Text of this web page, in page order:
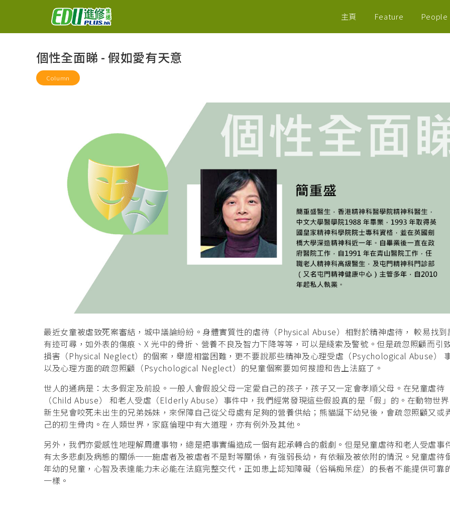
主頁 Feature People
個性全面睇 - 假如愛有天意
Column
最近女童被虐致死案審結，城中議論紛紛。身體實質性的虐待（Physical Abuse）相對於精神虐待， 較易找到
有迹可尋，如外表的傷痕、X 光中的骨折、營養不良及智力下降等等，可以是綫索及警號。但是疏忽照顧而引
損害（Physical Neglect）的個案，舉證相當困難，更不要說那些精神及心理受虐（Psychological Abuse）
以及心理方面的疏忽照顧（Psychological Neglect）的兒童個案要如何搜證和告上法庭了。
世人的通病是：太多假定及前設。一般人會假設父母一定愛自己的孩子，孩子又一定會孝順父母。在兒童虐待
（Child Abuse） 和老人受虐（Elderly Abuse）事件中，我們經常發現這些假設真的是「假」的。在動物世
新生兒會咬死未出生的兄弟姊妹，來保障自己從父母處有足夠的營養供給；熊貓誕下幼兒後，會疏忽照顧又或
己的初生骨肉。在人類世界，家庭倫理中有大道理，亦有例外及其他。
另外，我們亦愛感性地理解周遭事物，總是把事實編造成一個有起承轉合的戲劇。但是兒童虐待和老人受虐事
有太多悲劇及病態的關係──施虐者及被虐者不是對等關係，有強弱長幼，有依賴及被依附的情況。兒童虐待
年幼的兒童，心智及表達能力未必能在法庭完整交代，正如患上認知障礙（俗稱痴呆症）的長者不能提供可靠
一樣。